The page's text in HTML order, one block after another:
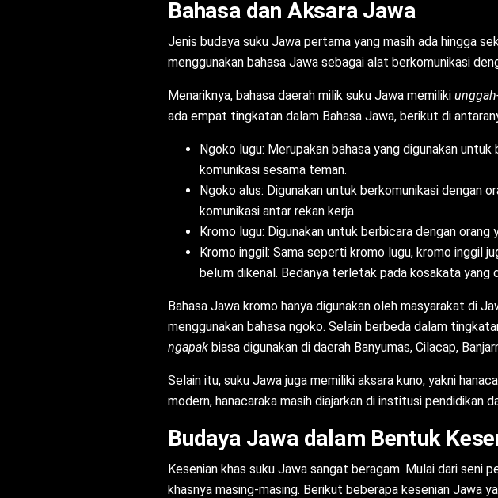
Bahasa dan Aksara Jawa
Jenis budaya suku Jawa pertama yang masih ada hingga
menggunakan bahasa Jawa sebagai alat berkomunikasi
Menariknya, bahasa daerah milik suku Jawa memiliki
ada empat tingkatan dalam Bahasa Jawa, berikut di
Ngoko lugu: Merupakan bahasa yang digunakan
komunikasi sesama teman.
Ngoko alus: Digunakan untuk berkomunikasi dengan
komunikasi antar rekan kerja.
Kromo lugu: Digunakan untuk berbicara dengan
Kromo inggil: Sama seperti kromo lugu, kromo inggil
belum dikenal. Bedanya terletak pada kosakata yang
Bahasa Jawa kromo hanya digunakan oleh masyarakat di
menggunakan bahasa ngoko. Selain berbeda dalam
ngapak biasa digunakan di daerah Banyumas, Cilacap,
Selain itu, suku Jawa juga memiliki aksara kuno, yakni
modern, hanacaraka masih diajarkan di institusi pendidikan
Budaya Jawa dalam Bentuk
Kesenian khas suku Jawa sangat beragam. Mulai dari seni
khasnya masing-masing. Berikut beberapa kesenian Jawa